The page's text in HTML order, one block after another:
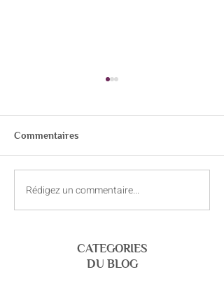
Le souffle : un allié discret
Commentaires
Rédigez un commentaire...
CATEGORIES
DU BLOG